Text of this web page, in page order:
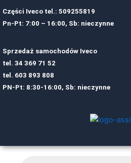
Części Iveco tel.: 509255819
Pn-Pt: 7:00 – 16:00, Sb: nieczynne
Sprzedaż samochodów Iveco
tel. 34 369 71 52
tel. 603 893 808
PN-Pt: 8:30-16:00, Sb: nieczynne